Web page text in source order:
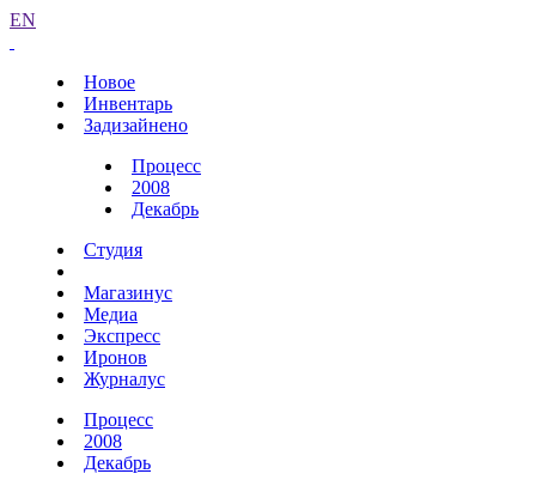
EN
Новое
Инвентарь
Задизайнено
Процесс
2008
Декабрь
Студия
Магазинус
Медиа
Экспресс
Иронов
Журналус
Процесс
2008
Декабрь